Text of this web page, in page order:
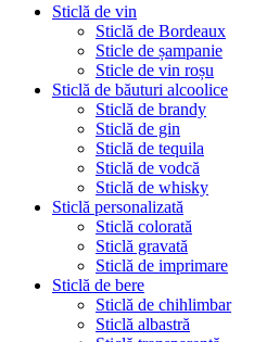
Sticlă de vin
Sticlă de Bordeaux
Sticle de șampanie
Sticle de vin roșu
Sticlă de băuturi alcoolice
Sticlă de brandy
Sticlă de gin
Sticlă de tequila
Sticlă de vodcă
Sticlă de whisky
Sticlă personalizată
Sticlă colorată
Sticlă gravată
Sticlă de imprimare
Sticlă de bere
Sticlă de chihlimbar
Sticlă albastră